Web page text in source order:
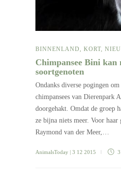
BINNENLAND, KORT,
Chimpansee Bini kan
soortgenoten
Ondanks diverse pogingen
chimpansees van Dierenpark
doorgehakt. Omdat de groep
ze bijna niets meer. Voor haar
Raymond van der Meer,…
AnimalsToday | 3 12 2015